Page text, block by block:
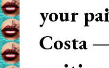
your
Costa